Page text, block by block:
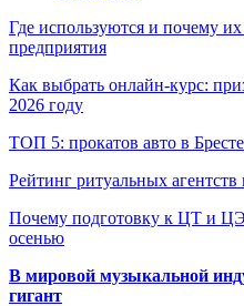
Где используются и почему
предприятия
Как выбрать онлайн-курс:
2026 году
ТОП 5: прокатов авто в
Рейтинг ритуальных
Почему подготовку к ЦТ и
осенью
В мировой музыкальной
гигант